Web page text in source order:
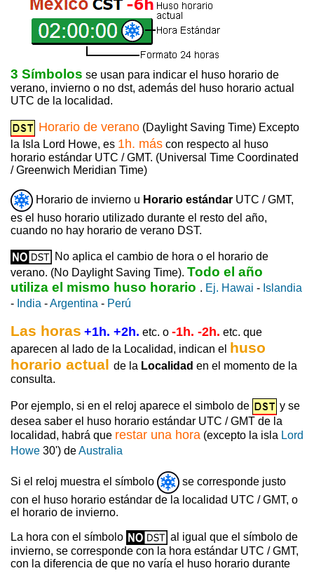
3 Símbolos se usan para indicar el huso horario de
verano, invierno o no dst, además del huso horario actual
UTC de la localidad.
Horario de verano (Daylight Saving Time) Excepto
la Isla Lord Howe, es 1h. más con respecto al huso
horario estándar UTC / GMT. (Universal Time Coordinated
/ Greenwich Meridian Time)
Horario de invierno u Horario estándar UTC / GMT,
es el huso horario utilizado durante el resto del año,
cuando no hay horario de verano DST.
No aplica el cambio de hora o el horario de
verano. (No Daylight Saving Time). Todo el año
utiliza el mismo huso horario . Ej. Hawai - Islandia
- India -Argentina - Perú
Las horas +1h. +2h. etc. o -1h. -2h. etc. que
aparecen al lado de la Localidad, indican el huso
horario actual de la Localidad en el momento de la
consulta.
Por ejemplo, si en el reloj aparece el simbolo de
y se
desea saber el huso horario estándar UTC / GMT de la
localidad, habrá que restar una hora (excepto la isla Lord
Howe 30') deAustralia
Si el reloj muestra el símbolo
se corresponde justo
con el huso horario estándar de la localidad UTC / GMT, o
el horario de invierno.
La hora con el símbolo
al igual que el símbolo de
invierno, se corresponde con la hora estándar UTC / GMT,
con la diferencia de que no varía el huso horario durante